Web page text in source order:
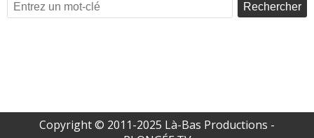
Rechercher
Copyright © 2011-2025 Là-Bas Productions -